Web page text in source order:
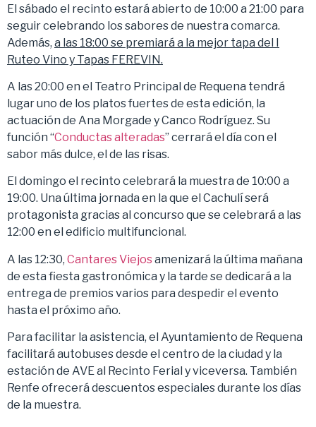
El sábado el recinto estará abierto de 10:00 a 21:00 para
seguir celebrando los sabores de nuestra comarca.
Además, a las 18:00 se premiará a la mejor tapa del I
Ruteo Vino y Tapas FEREVIN.
A las 20:00 en el Teatro Principal de Requena tendrá
lugar uno de los platos fuertes de esta edición, la
actuación de Ana Morgade y Canco Rodríguez. Su
función “Conductas alteradas” cerrará el día con el
sabor más dulce, el de las risas.
El domingo el recinto celebrará la muestra de 10:00 a
19:00. Una última jornada en la que el Cachulí será
protagonista gracias al concurso que se celebrará a las
12:00 en el edificio multifuncional.
A las 12:30, Cantares Viejosamenizará la última mañana
de esta fiesta gastronómica y la tarde se dedicará a la
entrega de premios varios para despedir el evento
hasta el próximo año.
Para facilitar la asistencia, el Ayuntamiento de Requena
facilitará autobuses desde el centro de la ciudad y la
estación de AVE al Recinto Ferial y viceversa. También
Renfe ofrecerá descuentos especiales durante los días
de la muestra.